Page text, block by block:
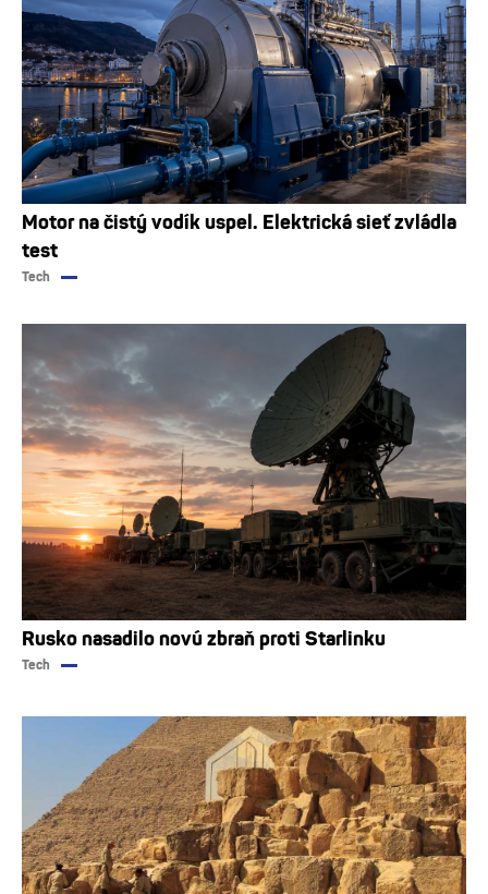
Motor na čistý vodík uspel. Elektrická sieť zvládla
test
Tech
Rusko nasadilo novú zbraň proti Starlinku
Tech